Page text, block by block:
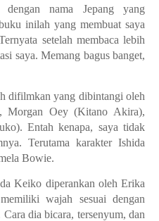
nama Jepang yang
inilah yang membuat saya
setelah membaca lebih
saya. Memang bagus banget,
difilmkan yang dibintangi oleh
Morgan Oey (Kitano Akira),
Entah kenapa, saya tidak
Terutama karakter Ishida
Bowie.
Keiko diperankan oleh Erika
wajah sesuai dengan
dia bicara, tersenyum, dan